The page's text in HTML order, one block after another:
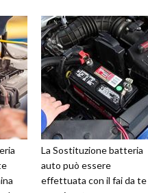
La Sostituzione batteria
auto può essere
effettuata con il fai da te